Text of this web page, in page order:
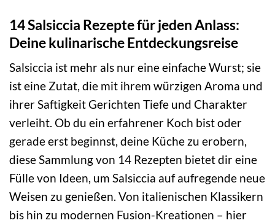
14 Salsiccia Rezepte für jeden Anlass:
Deine kulinarische Entdeckungsreise
Salsiccia ist mehr als nur eine einfache Wurst; sie
ist eine Zutat, die mit ihrem würzigen Aroma und
ihrer Saftigkeit Gerichten Tiefe und Charakter
verleiht. Ob du ein erfahrener Koch bist oder
gerade erst beginnst, deine Küche zu erobern,
diese Sammlung von 14 Rezepten bietet dir eine
Fülle von Ideen, um Salsiccia auf aufregende neue
Weisen zu genießen. Von italienischen Klassikern
bis hin zu modernen Fusion-Kreationen – hier